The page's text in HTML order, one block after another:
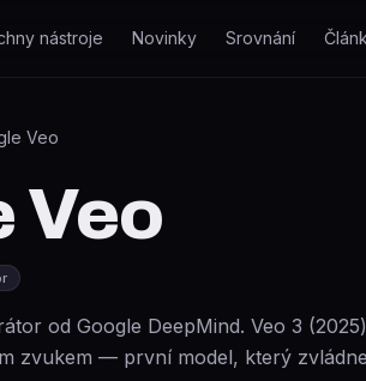
nástroje Novinky Srovnání
Veo
Veo
od Google DeepMind. Veo 3
zvukem — první model, který